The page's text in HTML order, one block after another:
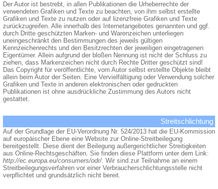
Der Autor ist bestrebt, in allen Publikationen die Urheberrechte der
verwendeten Grafiken und Texte zu beachten, von ihm selbst erstellte
Grafiken und Texte zu nutzen oder auf lizenzfreie Grafiken und Texte
zurückzugreifen. Alle innerhalb des Internetangebotes genannten und ggf.
durch Dritte geschützten Marken- und Warenzeichen unterliegen
uneingeschränkt den Bestimmungen des jeweils gültigen
Kennzeichenrechts und den Besitzrechten der jeweiligen eingetragenen
Eigentümer. Allein aufgrund der bloßen Nennung ist nicht der Schluss zu
ziehen, dass Markenzeichen nicht durch Rechte Dritter geschützt sind!
Das Copyright für veröffentlichte, vom Autor selbst erstellte Objekte bleibt
allein beim Autor der Seiten. Eine Vervielfältigung oder Verwendung solcher
Grafiken und Texte in anderen elektronischen oder gedruckten
Publikationen ist ohne ausdrückliche Zustimmung des Autors nicht
gestattet.
Streitschlichtung
Auf der Grundlage der EU-Verordnung Nr. 524/2013 hat die EU-Kommission
auf europäischer Ebene eine Website zur Online-Streitbeilegung
bereitgestellt. Diese dient der Beilegung außergerichtlicher Streitigkeiten
aus Online-Rechtsgeschäften. Sie finden diese Plattform unter dem Link:
http://ec.europa.eu/consumers/odr/. Wir sind zur Teilnahme an einem
Streitbeilegungsverfahren vor einer Verbraucherschlichtungsstelle nicht
verpflichtet und grundsätzlich nicht bereit.